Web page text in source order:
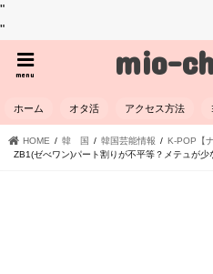
"
"
mio-
menu
ホーム オタ活 アクセス方法
HOME 韓 国 韓国芸能情報 K-POP【
ZB1(ゼべワン)パート割りが不平等？メテュが少